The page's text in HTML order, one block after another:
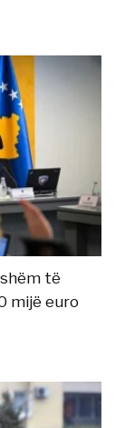
të
mijë euro